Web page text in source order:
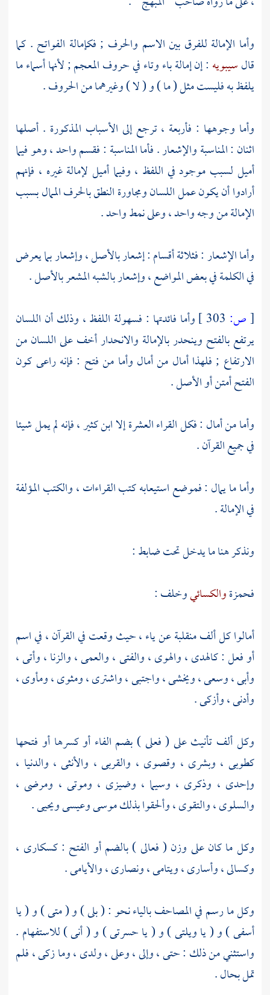
وأما الإمالة للفرق بين الاسم والحرف ; فكإمالة الفواتح . كما
قالسيبويه : إن إمالة باء وتاء في حروف المعجم ; لأنها أسماء ما
يلفظ به فليست مثل ( ما ) و ( لا ) وغيرهما من الحروف .
وأما وجوهها : فأربعة ، ترجع إلى الأسباب المذكورة . أصلها
اثنان : المناسبة والإشعار . فأما المناسبة : فقسم واحد ، وهو فيما
أميل لسبب موجود في اللفظ ، وفيما أميل لإمالة غيره ، فإنهم
أرادوا أن يكون عمل اللسان ومجاورة النطق بالحرف الممال بسبب
الإمالة من وجه واحد ، وعلى نمط واحد .
وأما الإشعار : فثلاثة أقسام : إشعار بالأصل ، وإشعار بما يعرض
في الكلمة في بعض المواضع ، وإشعار بالشبه المشعر بالأصل .
[ص:
وأما فائدتها : فسهولة اللفظ ، وذلك أن اللسان
يرتفع بالفتح وينحدر بالإمالة والانحدار أخف على اللسان من
الارتفاع ; فلهذا أمال من أمال وأما من فتح : فإنه راعى كون
الفتح أمتن أو الأصل .
وأما من أمال : فكل القراء العشرة إلاابن كثير، فإنه لم يمل شيئا
في جميع القرآن .
وأما ما يمال : فموضع استيعابه كتب القراءات ، والكتب المؤلفة
في الإمالة .
ونذكر هنا ما يدخل تحت ضابط :
فحمزةوالكسائيوخلف:
أمالوا كل ألف منقلبة عن ياء ، حيث وقعت في القرآن ، في اسم
أو فعل : كالهدى ، والهوى ، والفتى ، والعمى ، والزنا ، وأتى ،
وأبى ، وسعى ، ويخشى ، واجتبى ، واشترى ، ومثوى ، ومأوى ،
وأدنى ، وأزكى .
وكل ألف تأنيث على ( فعلى ) بضم الفاء أو كسرها أو فتحها
كطوبى ، وبشرى ، وقصوى ، والقربى ، والأنثى ، والدنيا ،
وإحدى ، وذكرى ، وسيما ، وضيزى ، وموتى ، ومرضى ،
والسلوى ، والتقوى ، وألحقوا بذلك موسى وعيسى ويحيى .
وكل ما كان على وزن ( فعالى ) بالضم أو الفتح : كسكارى ،
وكسالى ، وأسارى ، ويتامى ، ونصارى ، والأيامى .
وكل ما رسم في المصاحف بالياء نحو : ( بلى ) و ( متى ) و ( يا
أسفى ) و ( يا ويلتى ) و ( يا حسرتى ) و ( أنى ) للاستفهام .
واستثني من ذلك : حتى ، وإلى ، وعلى ، ولدى ، وما زكى ، فلم
تمل بحال .